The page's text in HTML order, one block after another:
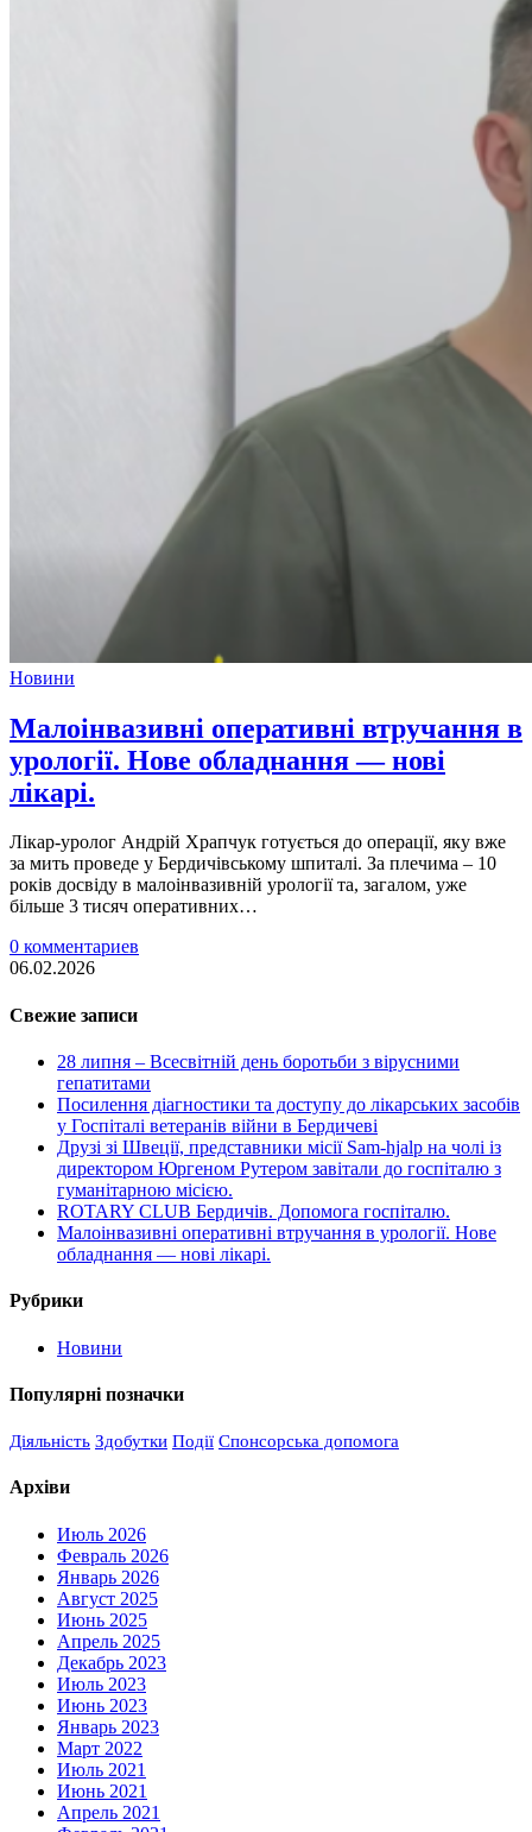
Новини
Малоінвазивні оперативні втручання в
урології. Нове обладнання — нові
лікарі.
Лікар-уролог Андрій Храпчук готується до операції, яку вже
за мить проведе у Бердичівському шпиталі. За плечима – 10
років досвіду в малоінвазивній урології та, загалом, уже
більше 3 тисяч оперативних…
0 комментариев
06.02.2026
Свежие записи
28 липня – Всесвітній день боротьби з вірусними
гепатитами
Посилення діагностики та доступу до лікарських засобів
у Госпіталі ветеранів війни в Бердичеві
Друзі зі Швеції, представники місії Sam-hjalp на чолі із
директором Юргеном Рутером завітали до госпіталю з
гуманітарною місією.
ROTARY CLUB Бердичів. Допомога госпіталю.
Малоінвазивні оперативні втручання в урології. Нове
обладнання — нові лікарі.
Рубрики
Новини
Популярні позначки
Діяльність Здобутки Події Спонсорська допомога
Архіви
Июль 2026
Февраль 2026
Январь 2026
Август 2025
Июнь 2025
Апрель 2025
Декабрь 2023
Июль 2023
Июнь 2023
Январь 2023
Март 2022
Июль 2021
Июнь 2021
Апрель 2021